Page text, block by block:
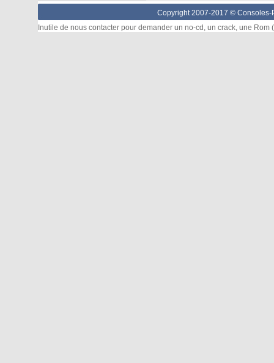
Copyright 2007-2017 © Consoles-
Inutile de nous contacter pour demander un no-cd, un crack, une